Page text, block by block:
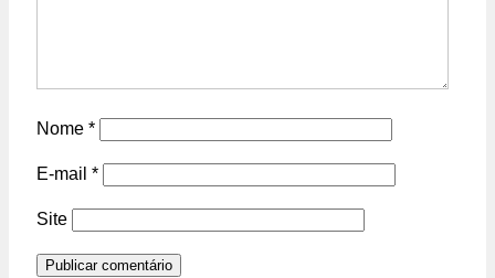
Nome *
E-mail *
Site